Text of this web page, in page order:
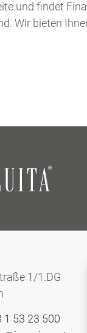
und findet
Wir bieten
1/1.DG
1 53 23 500